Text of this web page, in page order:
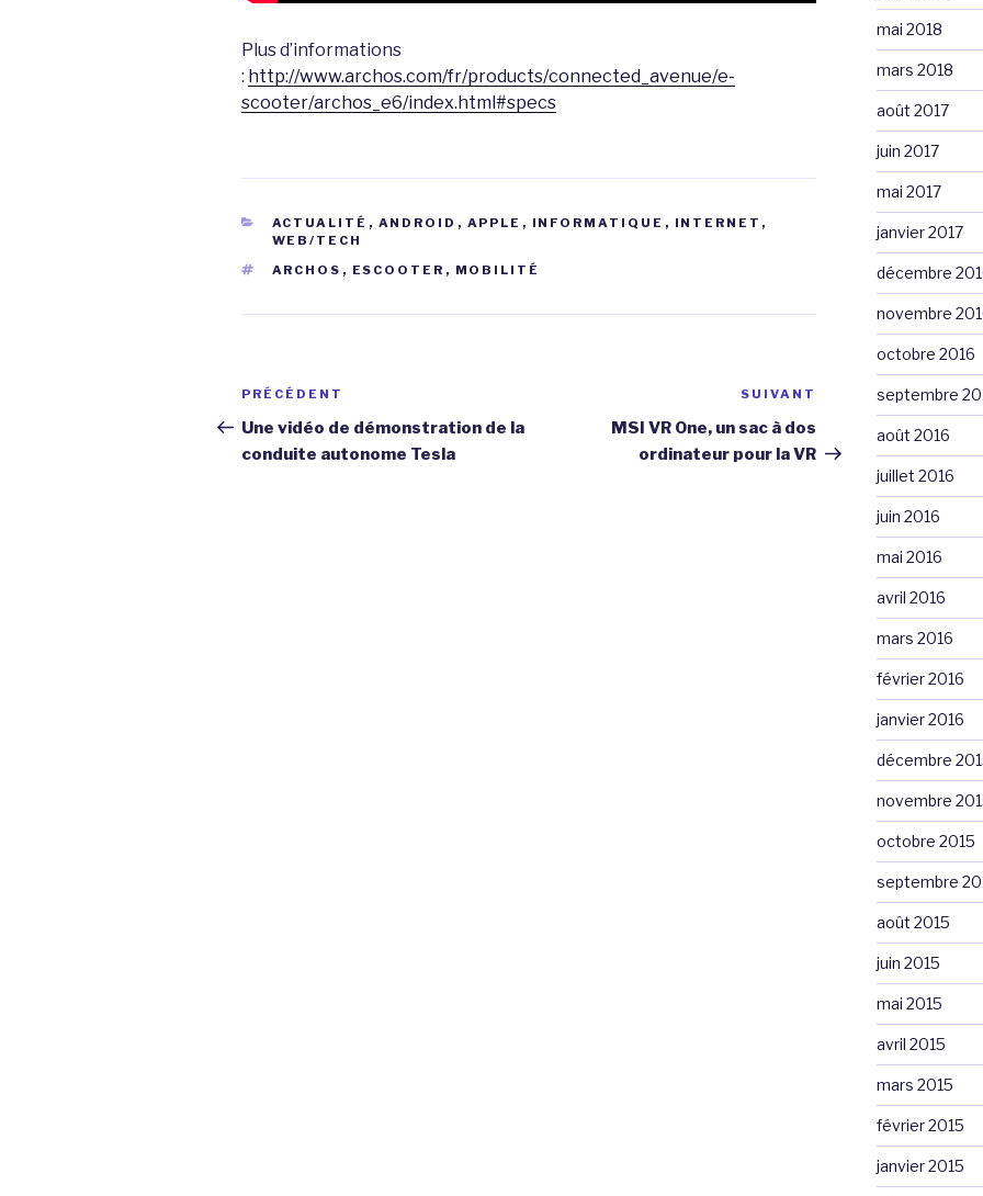
Plus d’informations
: http://www.archos.com/fr/products/connected_avenue/e-
scooter/archos_e6/index.html#specs
CATÉGORIES
ACTUALITÉ , ANDROID , APPLE , INFORMATIQUE , INTERNET ,
WEB/TECH
ÉTIQUETTES
ARCHOS , ESCOOTER , MOBILITÉ
Navigation
de
l’article
Article
précédent
PRÉCÉDENT
Une vidéo de démonstration de la
conduite autonome Tesla
Article
SUIVANT
MSI VR One, un sac à dos
ordinateur pour la VR
mai 2018
mars 2018
août 2017
juin 2017
mai 2017
janvier 2017
décembre
novembre
octobre 2016
septembre
août 2016
juillet 2016
juin 2016
mai 2016
avril 2016
mars 2016
février 2016
janvier 2016
décembre
novembre
octobre 2015
septembre
août 2015
juin 2015
mai 2015
avril 2015
mars 2015
février 2015
janvier 2015